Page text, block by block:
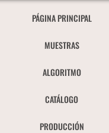
PÁGINA PRINCIPAL
MUESTRAS
ALGORITMO
CATÁLOGO
PRODUCCIÓN